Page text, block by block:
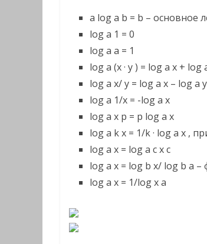
a log a b = b – основное
log a 1 = 0
log a a = 1
log a (x · y ) = log a x + log
log a x/ y = log a x – log a y
log a 1/x = -log a x
log a x p = p log a x
log a k x = 1/k · log a x ,
log a x = log a c x c
log a x = log b x/ log b a
log a x = 1/log x a